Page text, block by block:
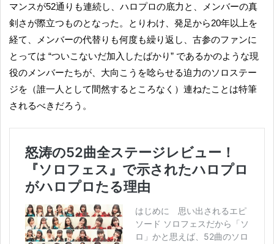
マンスが52通りも連続し、ハロプロの底力と、メンバーの真
剣さが際立つものとなった。とりわけ、発足から20年以上を
経て、メンバーの代替りも何度も繰り返し、古参のファンに
とっては “ついこないだ加入したばかり” であるかのような現
役のメンバーたちが、大向こうを唸らせる迫力のソロステー
ジを（誰一人として間然するところなく）連ねたことは特筆
されるべきだろう。